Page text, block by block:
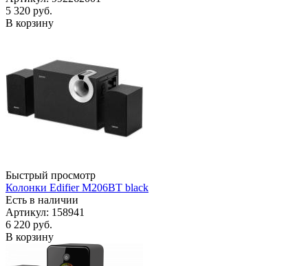
5 320 руб.
В корзину
Быстрый просмотр
Колонки Edifier M206BT black
Есть в наличии
Артикул: 158941
6 220 руб.
В корзину